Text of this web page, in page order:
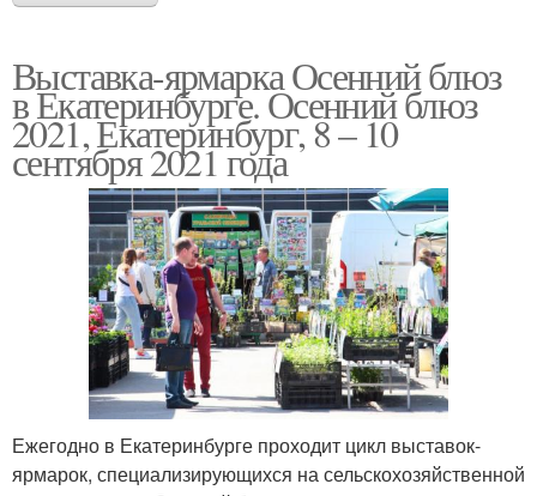
Выставка-ярмарка Осенний блюз
в Екатеринбурге. Осенний блюз
2021, Екатеринбург, 8 – 10
сентября 2021 года
Ежегодно в Екатеринбурге проходит цикл выставок-
ярмарок, специализирующихся на сельскохозяйственной